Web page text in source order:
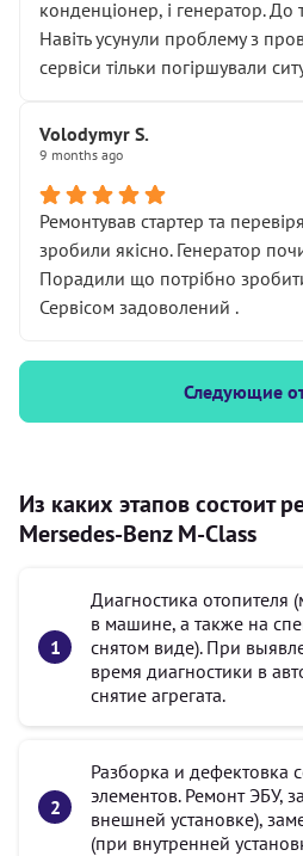
конденціонер, і генератор.
Навіть усунули проблему з
сервіси тільки погіршували
Volodymyr S.
9 months ago
Ремонтував стартер та
зробили якісно. Генератор
Порадили що потрібно
Сервісом задоволений .
Следующие
Из каких этапов состоит
Mersedes-Benz M-Class
Диагностика отопителя
в машине, а также на
снятом виде). При
время диагностики в
снятие агрегата.
Разборка и дефектовка
элементов. Ремонт ЭБУ,
внешней установке),
(при внутренней